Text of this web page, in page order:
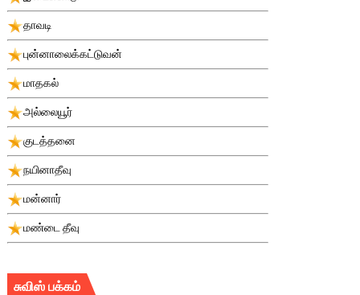
தாவடி
புன்னாலைக்கட்டுவன்
மாதகல்
அல்லையூர்
குடத்தனை
நயினாதீவு
மன்னார்
மண்டை தீவு
சுவிஸ் பக்கம்